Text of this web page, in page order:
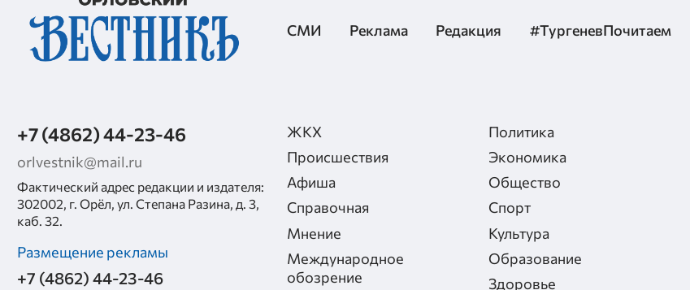
СМИ Реклама Редакция #ТургеневПочитаем
+7 (4862) 44-23-46
orlvestnik@mail.ru
Фактический адрес редакции и издателя:
302002, г. Орёл, ул. Степана Разина, д. 3,
каб. 32.
Размещение рекламы
+7 (4862) 44-23-46
ЖКХ
Происшествия
Афиша
Справочная
Мнение
Международное
обозрение
Политика
Экономика
Общество
Спорт
Культура
Образование
Здоровье